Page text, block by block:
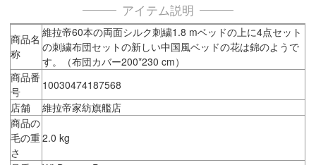
アイテム説明
商品名
称
維拉帝60本の両面シルク刺繍1.8 mベッドの上に4点セット
の刺繍布団セットの新しい中国風ベッドの花は錦のようで
す。（布団カバー200*230 cm）
商品番
号
10030474187568
店舗
維拉帝家紡旗艦店
商品の
毛の重
さ
2.0 kg